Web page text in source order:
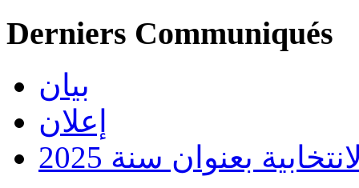
Derniers Communiqués
بيان
إعلان
بعنوان سنة 2025